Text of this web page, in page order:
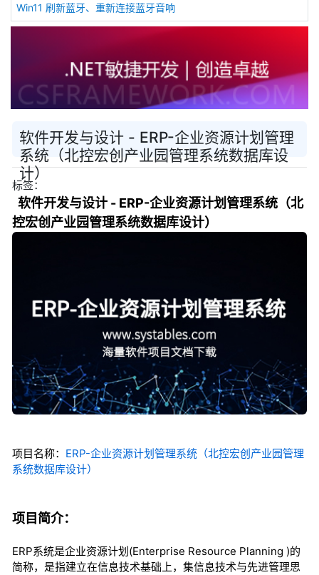
Win11 刷新蓝牙、重新连接蓝牙音响
软件开发与设计 - ERP-企业资源计划管理
系统（北控宏创产业园管理系统数据库设
计）
标签：
软件开发与设计 - ERP-企业资源计划管理系统（北
控宏创产业园管理系统数据库设计）
项目名称： ERP-企业资源计划管理系统（北控宏创产业园管理
系统数据库设计）
项目简介：
ERP系统是企业资源计划(Enterprise Resource Planning )的
简称，是指建立在信息技术基础上，集信息技术与先进管理思